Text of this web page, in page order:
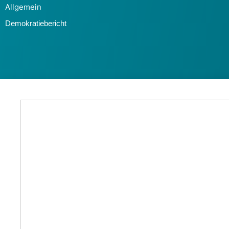
Allgemein
Demokratiebericht